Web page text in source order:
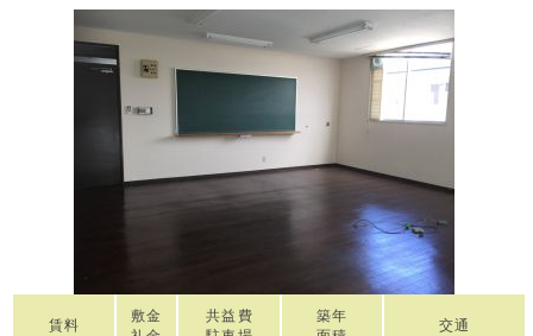
賃料
敷金
共益費
築年
交通